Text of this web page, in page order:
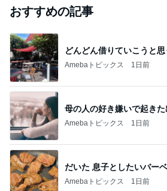
おすすめの記事
どんどん借りていこうと
Amebaトピックス 1日前
母の人の好き嫌いで起き
Amebaトピックス 1日前
だいた 息子としたいバー
Amebaトピックス 1日前